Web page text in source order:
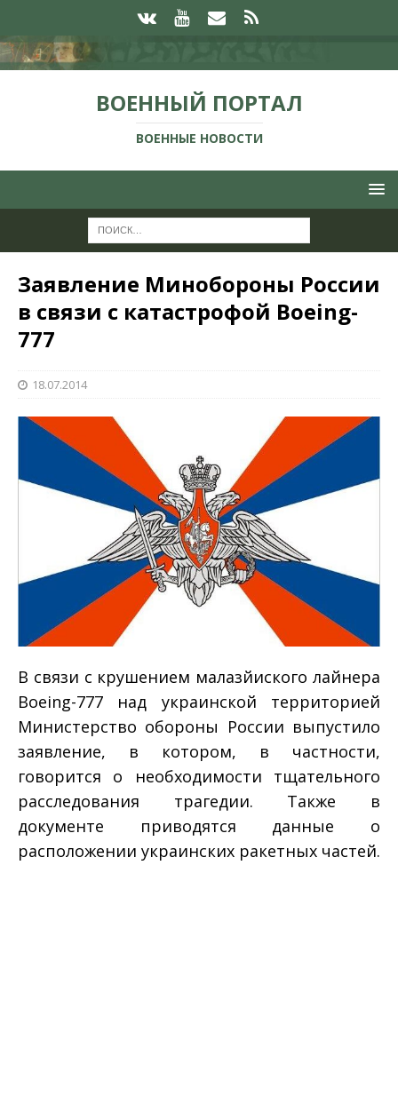
ВОЕННЫЙ ПОРТАЛ
ВОЕННЫЕ НОВОСТИ
Заявление Минобороны России
в связи с катастрофой Boeing-
777
18.07.2014
В связи с крушением малазйиского лайнера
Boeing-777 над украинской территорией
Министерство обороны России выпустило
заявление, в котором, в частности,
говорится о необходимости тщательного
расследования трагедии. Также в
документе приводятся данные о
расположении украинских ракетных частей.